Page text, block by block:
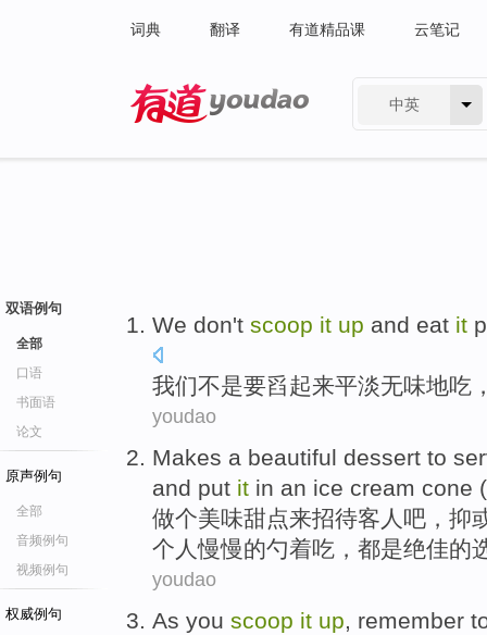
词典 翻译 有道精品课 云笔记
中英
双语例句
全部
口语
书面语
论文
原声例句
全部
音频例句
视频例句
权威例句
We don't scoop it up and eat it
我们不是要舀起来平淡无味地吃
youdao
Makes a beautiful dessert to
and put it in an ice cream cone
做个美味甜点来招待客人吧， 抑
个 人慢慢的勺着吃，都是绝佳的
youdao
As you scoop it up remember